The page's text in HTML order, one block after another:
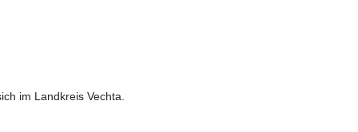
im Landkreis Vechta.